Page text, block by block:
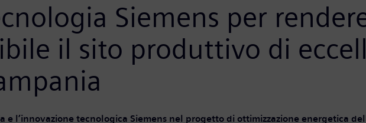
Siemens per
il sito produttivo di
e l’innovazione tecnologica Siemens nel progetto di ottimizzazione energetica